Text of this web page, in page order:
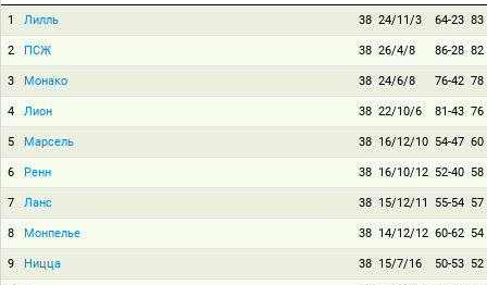
1 Лилль 38 24/11/3 64-23 83
2 ПСЖ 38 26/4/8 86-28 82
3 Монако 38 24/6/8 76-42 78
4 Лион 38 22/10/6 81-43 76
5 Марсель 38 16/12/10 54-47 60
6 Ренн 38 16/10/12 52-40 58
7 Ланс 38 15/12/11 55-54 57
8 Монпелье 38 14/12/12 60-62 54
9 Ницца 38 15/7/16 50-53 52